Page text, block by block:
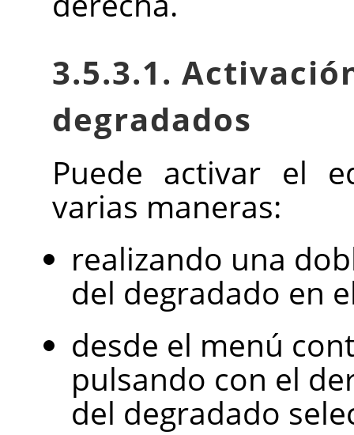
3.5.3.1.
degradados
Puede activar el
varias maneras:
realizando una
del degradado en
desde el menú
pulsando con el
del degradado